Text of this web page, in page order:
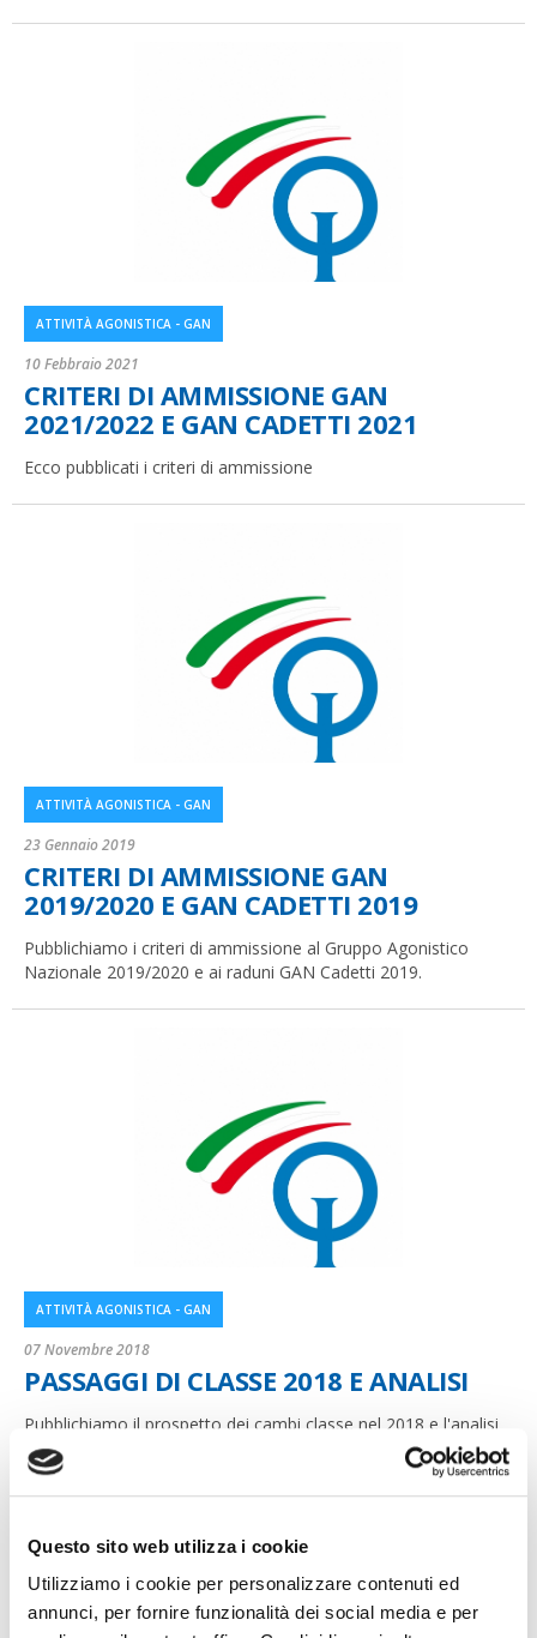
Questo sito web utilizza i cookie
Utilizziamo i cookie per personalizzare contenuti ed
annunci, per fornire funzionalità dei social media e per
ATTIVITÀ AGONISTICA - GAN
10 Febbraio 2021
CRITERI DI AMMISSIONE GAN
2021/2022 E GAN CADETTI 2021
Ecco pubblicati i criteri di ammissione
ATTIVITÀ AGONISTICA - GAN
23 Gennaio 2019
CRITERI DI AMMISSIONE GAN
2019/2020 E GAN CADETTI 2019
Pubblichiamo i criteri di ammissione al Gruppo Agonistico
Nazionale 2019/2020 e ai raduni GAN Cadetti 2019.
ATTIVITÀ AGONISTICA - GAN
07 Novembre 2018
PASSAGGI DI CLASSE 2018 E ANALISI
Pubblichiamo il prospetto dei cambi classe nel 2018 e l'analisi
di Meringolo